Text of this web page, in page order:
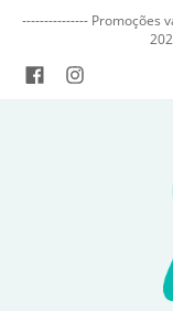
--------------- Promoções